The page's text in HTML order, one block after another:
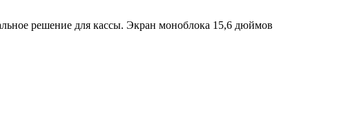
решение для кассы. Экран моноблока 15,6 дюймов